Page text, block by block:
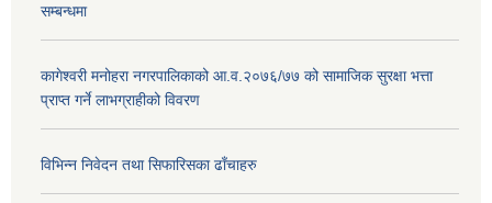
सम्बन्धमा
कागेश्वरी मनोहरा नगरपालिकाको आ.व.२०७६/७७ को सामाजिक सुरक्षा भत्ता
प्राप्त गर्ने लाभग्राहीको विवरण
विभिन्न निवेदन तथा सिफारिसका ढाँचाहरु